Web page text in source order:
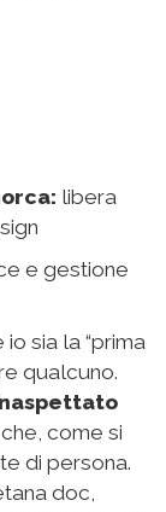
libera
e gestione
sia la “prima
qualcuno.
come si
di persona.
doc,